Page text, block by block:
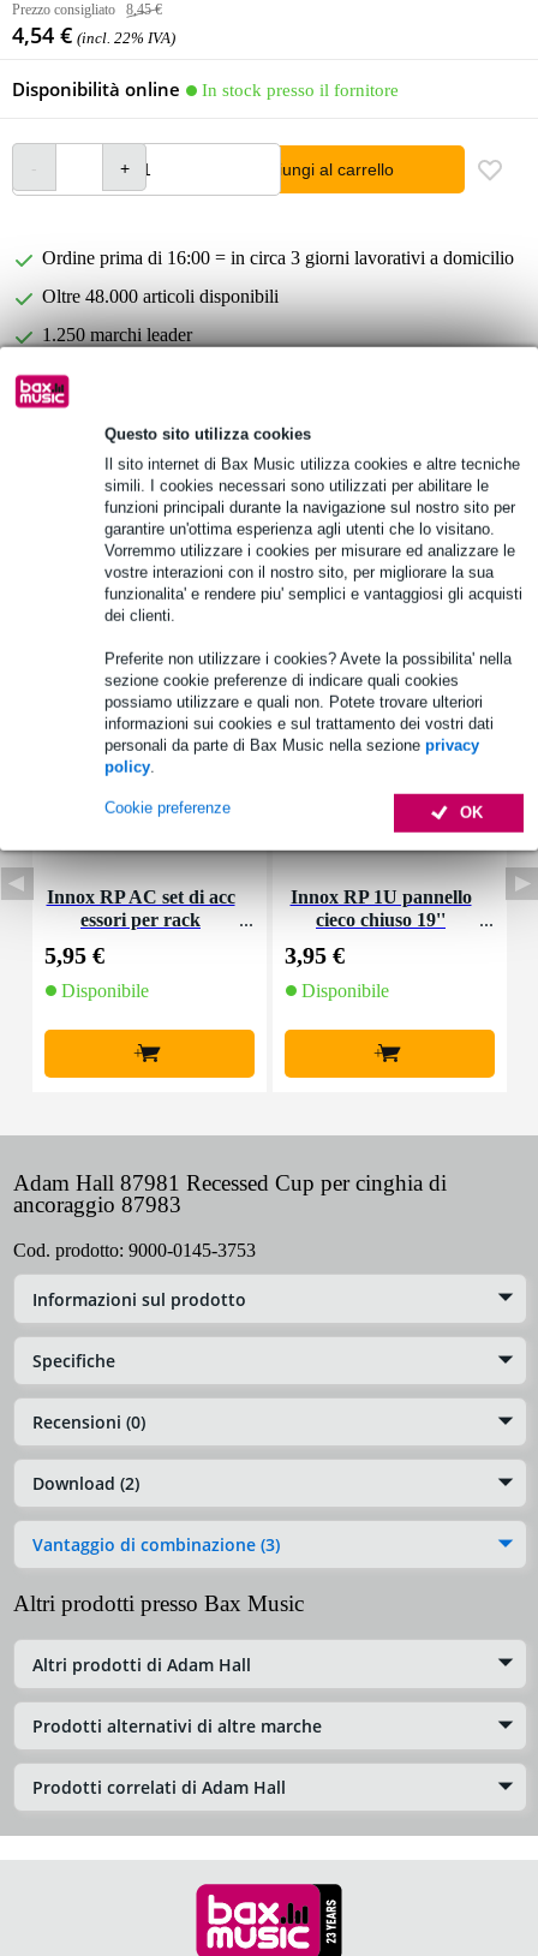
Questo sito utilizza cookies
Il sito internet di Bax Music utilizza cookies e altre tecniche
simili. I cookies necessari sono utilizzati per abilitare le
funzioni principali durante la navigazione sul nostro sito per
garantire un'ottima esperienza agli utenti che lo visitano.
Vorremmo utilizzare i cookies per misurare ed analizzare le
vostre interazioni con il nostro sito, per migliorare la sua
funzionalita' e rendere piu' semplici e vantaggiosi gli acquisti
dei clienti.
Preferite non utilizzare i cookies? Avete la possibilita' nella
sezione cookie preferenze di indicare quali cookies
possiamo utilizzare e quali non. Potete trovare ulteriori
informazioni sui cookies e sul trattamento dei vostri dati
personali da parte di Bax Music nella sezione privacy
policy.
OK
Cookie preferenze
Prezzo consigliato 8,45 €
4,54 € (incl. 22% IVA)
Disponibilità online In stock presso il fornitore
Aggiungi al carrello
Ordine prima di 16:00 = in circa 3 giorni lavorativi a domicilio
Oltre 48.000 articoli disponibili
1.250 marchi leader
Informazioni sul prodotto
Tipo di prodotto: Accessori per Flight Case
Larghezza: 40 mm
Altezza: 10 mm
Specifiche complete
Innox RP AC set di acc
essori per rack
5,95 €
Disponibile
+
Innox RP 1U pannello
cieco chiuso 19''
3,95 €
Disponibile
+
Adam Hall 87981 Recessed Cup per cinghia di
ancoraggio 87983
Cod. prodotto: 9000-0145-3753
Informazioni sul prodotto
Specifiche
Recensioni (0)
Download (2)
Vantaggio di combinazione (3)
Altri prodotti presso Bax Music
Altri prodotti di Adam Hall
Prodotti alternativi di altre marche
Prodotti correlati di Adam Hall